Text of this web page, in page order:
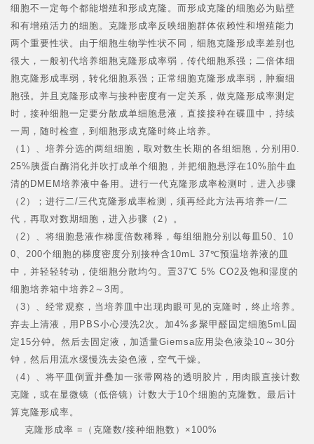
细胞不一定每个都能增殖和形成克隆。而形成克隆的细胞必为贴壁
和有增殖活力的细胞。克隆形成率反映细胞群体依赖性和增殖能力
两个重要性状。由于细胞生物学性状不同，细胞克隆形成率差别也
很大，一般初代培养细胞克隆形成率弱，传代细胞系强；二倍体细
胞克隆形成率弱，转化细胞系强；正常细胞克隆形成率弱，肿瘤细
胞强。并且克隆形成率与接种密度有一定关系，做克隆形成率测定
时，接种细胞一定要分散成单细胞悬液，直接接种在碟皿中，持续
一周，随时检查，到细胞形成克隆时终止培养。
（1）、培养分选的两组细胞，取对数生长期的各组细胞，分别用0.
25%胰蛋白酶消化并吹打成单个细胞，并把细胞悬浮在10%胎牛血
清的DMEM培养液中备用。进行一代克隆形成率检测时，进入步骤
（2）；进行二/三代克隆形成率检测，须再经此方法再培养一/二
代，再取对数期细胞，进入步骤（2）。
（2）、将细胞悬液作梯度倍数稀释，每组细胞分别以每皿50、10
0、200个细胞的梯度密度分别接种含10mL 37℃预温培养液的皿
中，并轻轻转动，使细胞分散均匀。置37℃ 5% CO2及饱和湿度的
细胞培养箱中培养2～3周。
（3）、经常观察，当培养皿中出现肉眼可见的克隆时，终止培养。
弃去上清液，用PBS小心浸洗2次。加4%多聚甲醛固定细胞5mL固
定15分钟。然后去固定液，加适量Giemsa应用染色液染10～30分
钟，然后用流水缓慢洗去染色液，空气干燥。
（4）、将平皿倒置并叠加一张带网格的透明胶片，用肉眼直接计数
克隆，或在显微镜（低倍镜）计数大于10个细胞的克隆数。最后计
算克隆形成率。
克隆形成率 =（克隆数/接种细胞数）×100%